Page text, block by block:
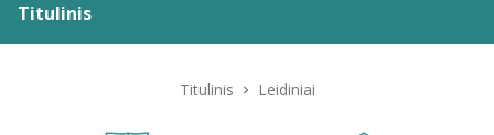
Titulinis
Titulinis Leidiniai